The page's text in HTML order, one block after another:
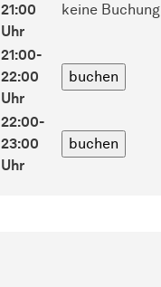
21:00
Uhr
keine Buchung
21:00-
22:00
Uhr
22:00-
23:00
Uhr